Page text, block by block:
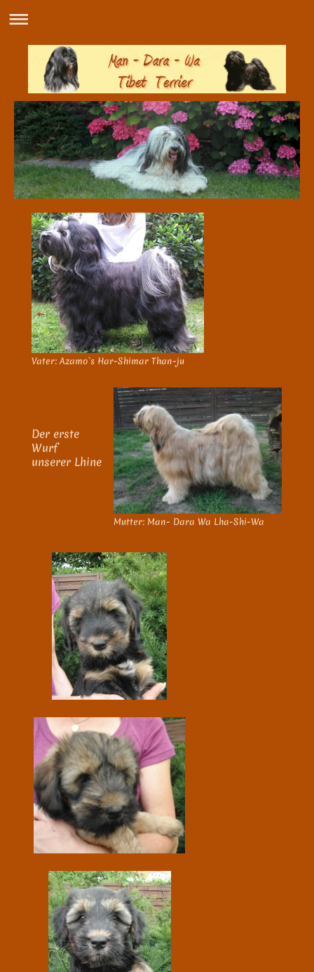
Vater: Azamo`s Har-Shimar Than-ju
Mutter: Man- Dara Wa Lha-Shi-Wa
Der erste
Wurf
unserer Lhine